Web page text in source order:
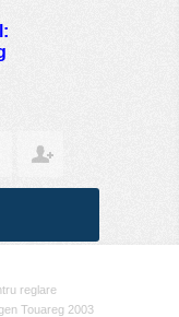
reglare
Touareg 2003